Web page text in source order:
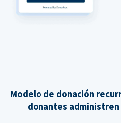
Modelo de donación
donantes administren